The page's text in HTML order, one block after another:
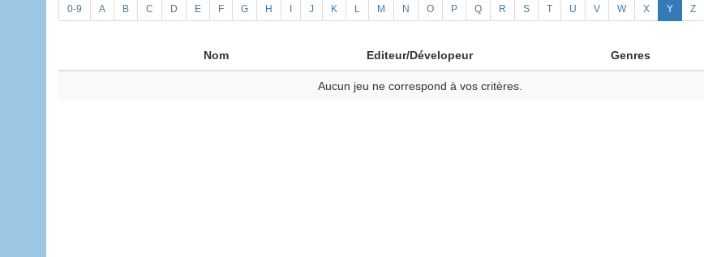
0-9 A B C D E F G H J K L M N O P Q R S T U V W X Y Z
Nom Editeur/Dévelopeur Genres
Aucun jeu ne correspond à vos critères.